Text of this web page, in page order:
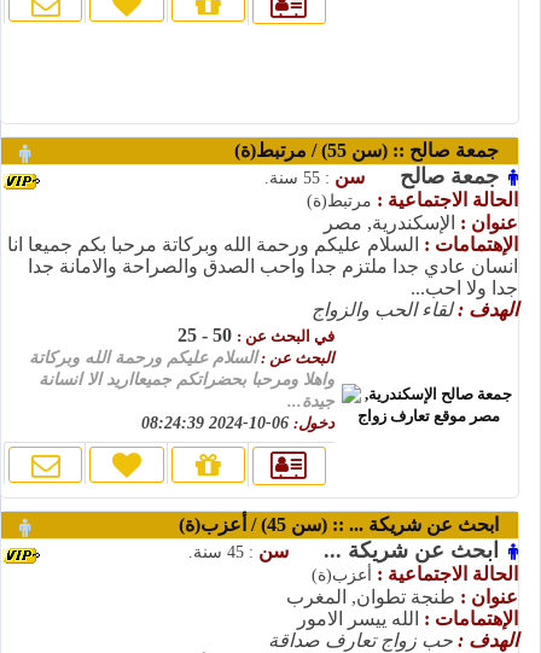
جمعة صالح :: (سن 55) / مرتبط(ة)
جمعة صالح سن : 55 سنة.
الحالة الاجتماعية : مرتبط(ة)
عنوان : الإسكندرية, مصر
الإهتمامات : السلام عليكم ورحمة الله وبركاتة مرحبا بكم جميعا انا
انسان عادي جدا ملتزم جدا واحب الصدق والصراحة والامانة جدا
جدا ولا احب...
الهدف :لقاء الحب والزواج
في البحث عن :
البحث عن :السلام عليكم ورحمة الله وبركاتة
واهلا ومرحبا بحضراتكم جميعااريد الا انسانة
جيدة...
دخول:
ابحث عن شريكة ... :: (سن 45) / أعزب(ة)
ابحث عن شريكة ... سن : 45 سنة.
الحالة الاجتماعية : أعزب(ة)
عنوان : طنجة تطوان, المغرب
الإهتمامات : الله ييسر الامور
الهدف : حب زواج تعارف صداقة